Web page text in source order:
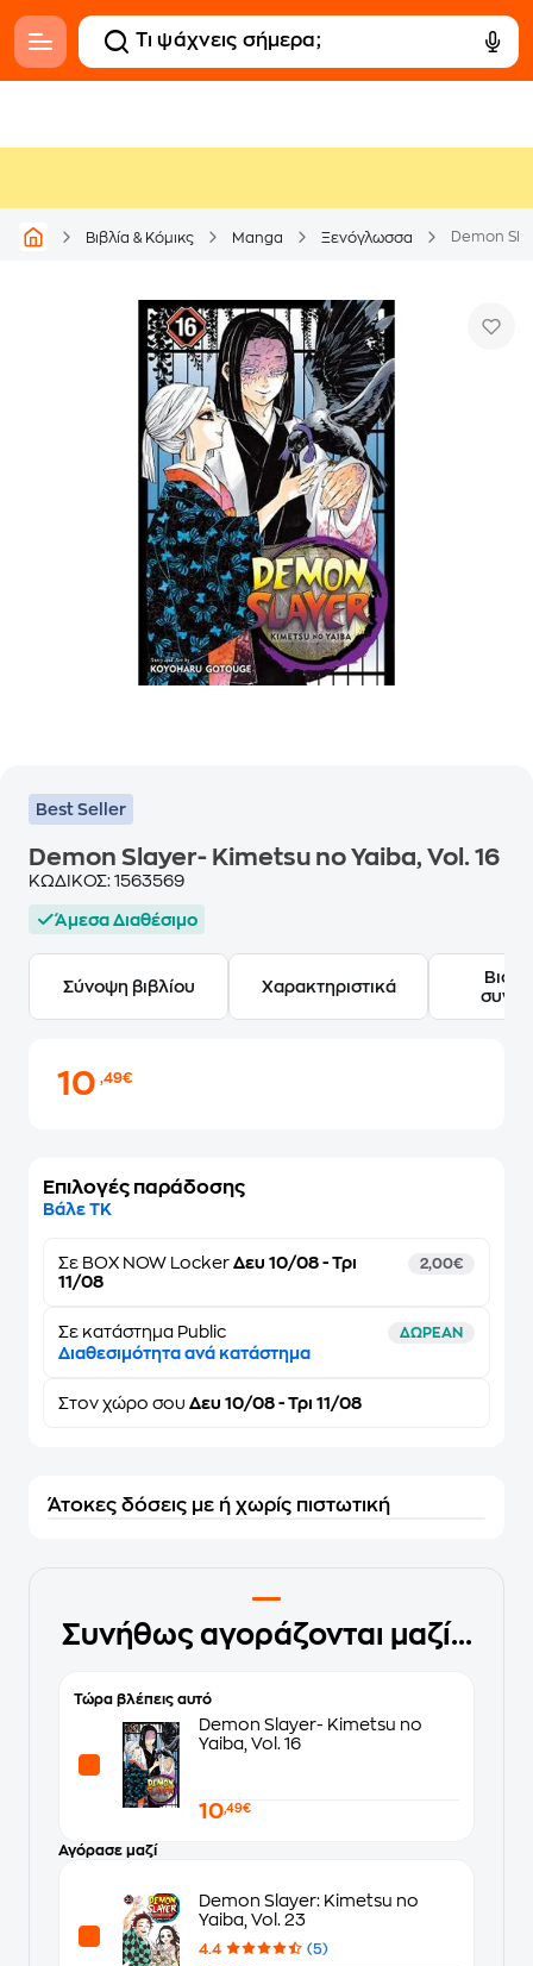
Βιβλία & Κόμικς Manga Ξενόγλωσσα Demon
Best Seller
Demon Slayer- Kimetsu no Yaiba, Vol. 16
ΚΩΔΙΚΟΣ: 1563569
Άμεσα Διαθέσιμο
Σύνοψη βιβλίου Χαρακτηριστικά
10,49€
Επιλογές παράδοσης
Βάλε ΤΚ
Σε BOX NOW Locker Δευ 10/08 - Τρι
11/08
2,00€
Σε κατάστημα Public ΔΩΡΕΑΝ
Διαθεσιμότητα ανά κατάστημα
Στον χώρο σου Δευ 10/08 - Τρι 11/08
Άτοκες δόσεις με ή χωρίς πιστωτική
Συνήθως αγοράζονται μαζί...
Τώρα βλέπεις αυτό
Demon Slayer- Kimetsu no
Yaiba, Vol. 16
10,49€
Αγόρασε μαζί
Demon Slayer: Kimetsu no
Yaiba, Vol. 23
4.4 (5)